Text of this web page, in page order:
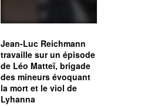
Jean-Luc Reichmann
travaille sur un épisode
de Léo Matteï, brigade
des mineurs évoquant
la mort et le viol de
Lyhanna